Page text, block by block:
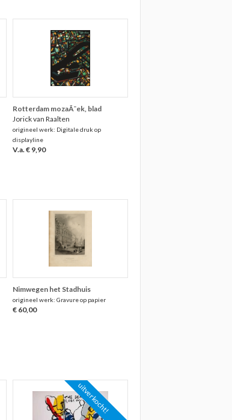
Rotterdam mozaÃ¯ek, blad
Jorick van Raalten
origineel werk: Digitale druk op
displayline
V.a. € 9,90
Nimwegen het Stadhuis
origineel werk: Gravure op papier
€ 60,00
uitverkocht!